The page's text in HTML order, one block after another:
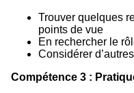
Trouver quelques
points de vue
En rechercher le
Considérer
Compétence 3 :